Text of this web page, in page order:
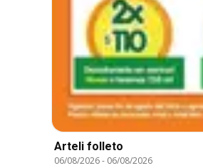
Arteli folleto
06/08/2026- 06/08/2026